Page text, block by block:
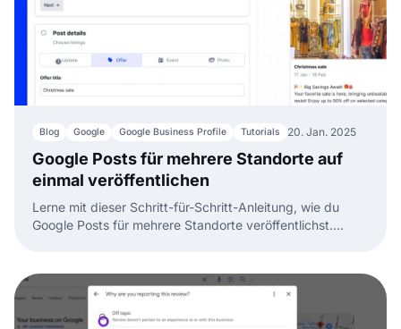
Blog Google Google Business Profile Tutorials 20. Jan. 2025
Google Posts für mehrere Standorte auf
einmal veröffentlichen
Lerne mit dieser Schritt-für-Schritt-Anleitung, wie du
Google Posts für mehrere Standorte veröffentlichst.